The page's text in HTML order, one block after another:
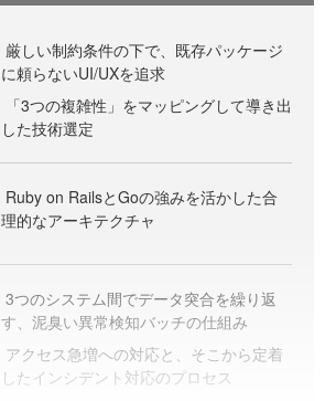
厳しい制約条件の下で、既存パッケージ
に頼らないUI/UXを追求
「3つの複雑性」をマッピングして導き出
した技術選定
Ruby on RailsとGoの強みを活かした合
理的なアーキテクチャ
3つのシステム間でデータ突合を繰り返
す、泥臭い異常検知バッチの仕組み
アクセス急増への対応と、そこから定着
したインシデント対応のプロセス